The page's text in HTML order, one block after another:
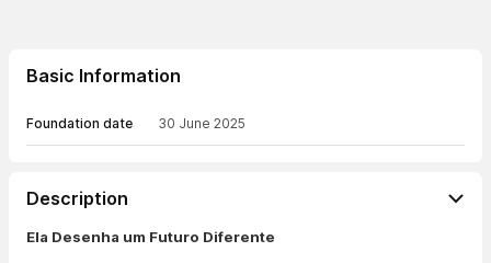
Basic Information
Foundation date 30 June 2025
Description
Ela Desenha um Futuro Diferente